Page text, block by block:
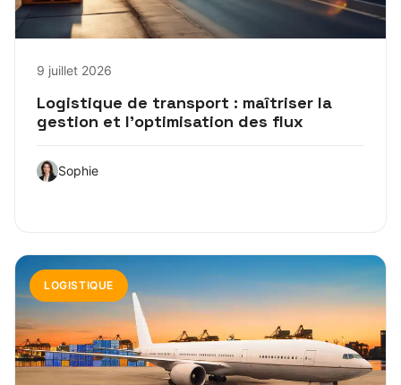
9 juillet 2026
Logistique de transport : maîtriser la
gestion et l’optimisation des flux
Sophie
LOGISTIQUE